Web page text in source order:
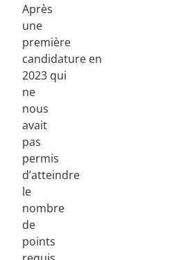
Après
une
première
candidature en
2023 qui
ne
nous
avait
pas
permis
d’atteindre
le
nombre
de
points